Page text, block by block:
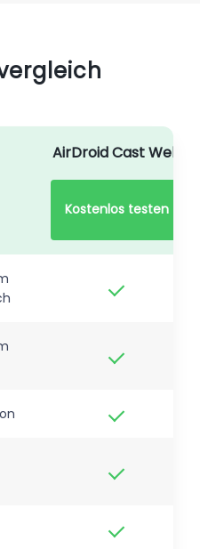
AirDroid Cast Web
Kostenlos testen